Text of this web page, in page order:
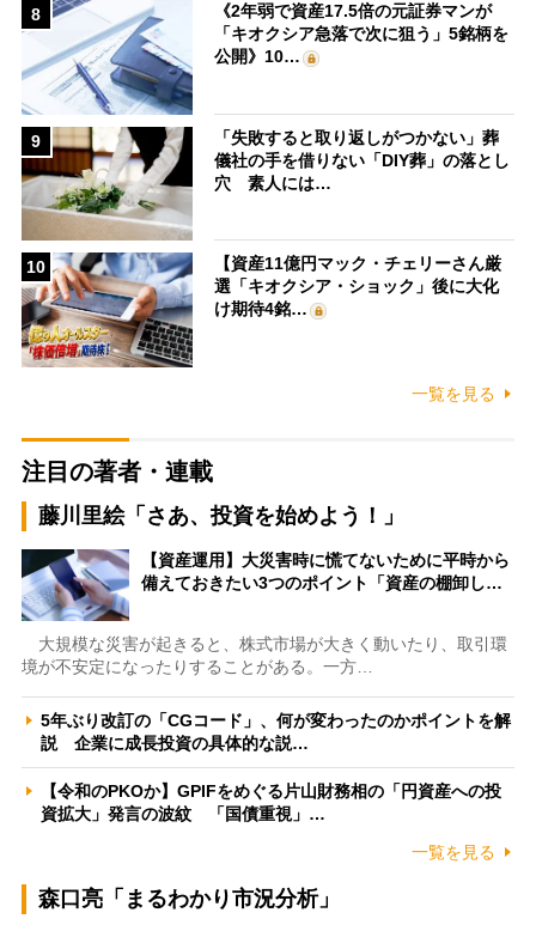
8
《2年弱で資産17.5倍の元証券マンが
「キオクシア急落で次に狙う」5銘柄を
公開》10…
9
「失敗すると取り返しがつかない」葬
儀社の手を借りない「DIY葬」の落とし
穴 素人には…
10
【資産11億円マック・チェリーさん厳
選「キオクシア・ショック」後に大化
け期待4銘…
一覧を見る
注目の著者・連載
藤川里絵「さあ、投資を始めよう！」
【資産運用】大災害時に慌てないために平時から
備えておきたい3つのポイント「資産の棚卸し…
大規模な災害が起きると、株式市場が大きく動いたり、取引環
境が不安定になったりすることがある。一方…
5年ぶり改訂の「CGコード」、何が変わったのかポイントを解
説 企業に成長投資の具体的な説…
【令和のPKOか】GPIFをめぐる片山財務相の「円資産への投
資拡大」発言の波紋 「国債重視」…
一覧を見る
森口亮「まるわかり市況分析」